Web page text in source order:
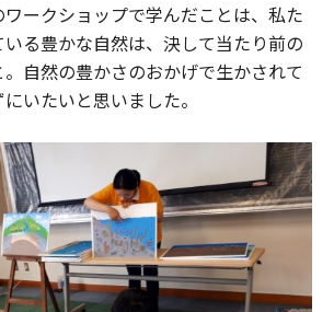
ークショップで学んだことは、私た
る豊かな自然は、決して当たり前の
自然の豊かさのおかげで生かされて
いたいと思いました。